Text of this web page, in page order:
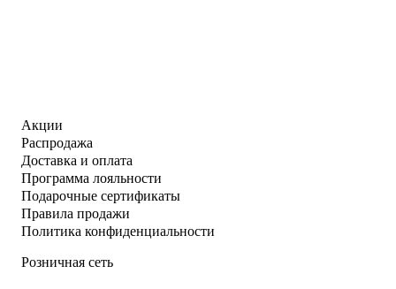
Акции
Распродажа
Доставка и оплата
Программа лояльности
Подарочные сертификаты
Правила продажи
Политика конфиденциальности
Розничная сеть